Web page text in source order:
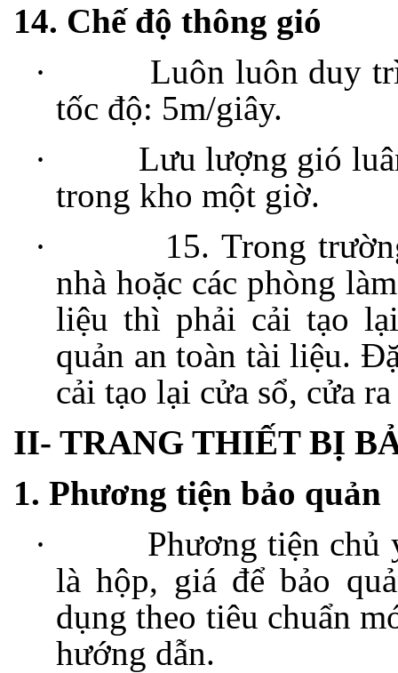
14. Chế độ thông gió
·
Luôn luôn duy
tốc độ: 5m/giây.
·
Lưu lượng gió
trong kho một giờ.
·
15. Trong
nhà hoặc các phòng
liệu thì phải cải tạo
quản an toàn tài liệu.
cải tạo lại cửa sổ, cửa
II- TRANG THIẾT BỊ
1. Phương tiện bảo quản
·
Phương tiện
là hộp, giá để bảo
dụng theo tiêu chuẩn
hướng dẫn.